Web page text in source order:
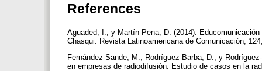
References
Aguaded, I., y Martín-Pena, D. (2014).
Chasqui. Revista Latinoamericana de Comunicación,
Fernández-Sande, M., Rodríguez-Barba, D., y
en empresas de radiodifusión. Estudio de casos en la